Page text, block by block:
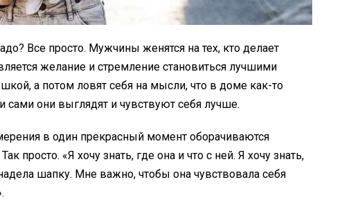
Все просто. Мужчины женятся на тех, кто делает
желание и стремление становиться лучшими
а потом ловят себя на мысли, что в доме как-то
они выглядят и чувствуют себя лучше.
в один прекрасный момент оборачиваются
просто. «Я хочу знать, где она и что с ней. Я хочу знать,
шапку. Мне важно, чтобы она чувствовала себя